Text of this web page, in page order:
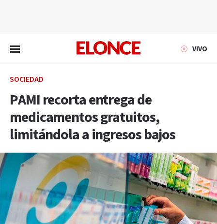
VIVO
SOCIEDAD
PAMI recorta entrega de
medicamentos gratuitos,
limitándola a ingresos bajos